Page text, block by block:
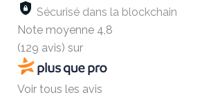
Sécurisé dans la blockchain
Note moyenne 4,8
(129 avis) sur
Voir tous les avis